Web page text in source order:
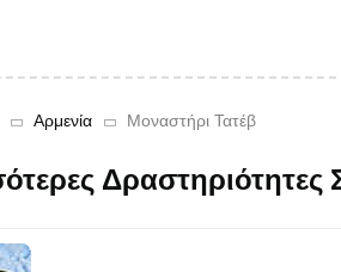
Αρμενία Μοναστήρι Τατέβ